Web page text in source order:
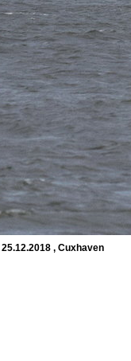
, Cuxhaven